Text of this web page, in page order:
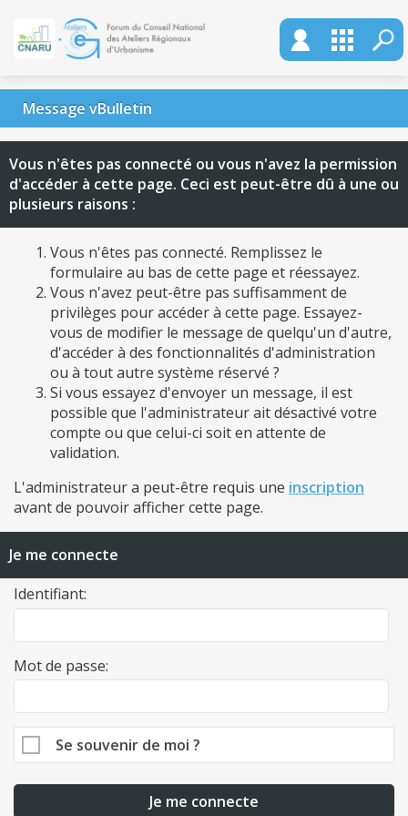
Message vBulletin
Vous n'êtes pas connecté ou vous n'avez la permission
d'accéder à cette page. Ceci est peut-être dû à une ou
plusieurs raisons :
Vous n'êtes pas connecté. Remplissez le
formulaire au bas de cette page et réessayez.
Vous n'avez peut-être pas suffisamment de
privilèges pour accéder à cette page. Essayez-
vous de modifier le message de quelqu'un d'autre,
d'accéder à des fonctionnalités d'administration
ou à tout autre système réservé ?
Si vous essayez d'envoyer un message, il est
possible que l'administrateur ait désactivé votre
compte ou que celui-ci soit en attente de
validation.
L'administrateur a peut-être requis une inscription
avant de pouvoir afficher cette page.
Je me connecte
Identifiant:
Mot de passe:
Se souvenir de moi ?
Je me connecte